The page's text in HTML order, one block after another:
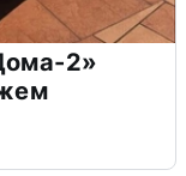
2»